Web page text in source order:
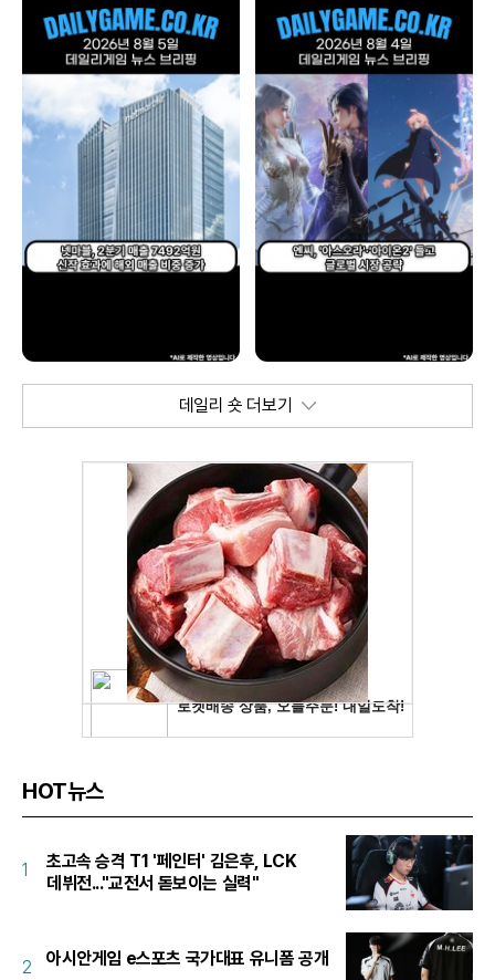
데일리 숏 더보기
HOT뉴스
1
초고속 승격 T1 '페인터' 김은후, LCK
데뷔전..."교전서 돋보이는 실력"
2 아시안게임 e스포츠 국가대표 유니폼 공개